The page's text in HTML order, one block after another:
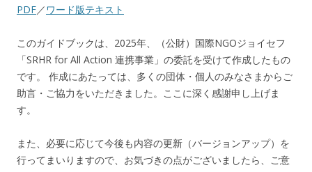
PDF／ワード版テキスト
このガイドブックは、2025年、（公財）国際NGOジョイセフ
「SRHR for All Action 連携事業」の委託を受けて作成したもの
です。 作成にあたっては、多くの団体・個人のみなさまからご
助言・ご協力をいただきました。ここに深く感謝申し上げま
す。
また、必要に応じて今後も内容の更新（バージョンアップ）を
行ってまいりますので、お気づきの点がございましたら、ご意